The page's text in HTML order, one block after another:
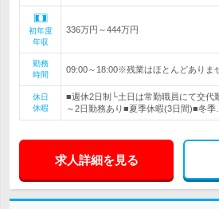
初年度
年収
336万円～444万円
勤務
時間
09:00～18:00※残業はほとんどありま
休日
休暇
■週休2日制└土日は常勤職員にて交
～2日勤務あり■夏季休暇(3日間)■冬季…
求人詳細を見る